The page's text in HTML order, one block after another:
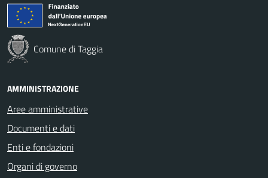
Comune di Taggia
AMMINISTRAZIONE
Aree amministrative
Documenti e dati
Enti e fondazioni
Organi di governo